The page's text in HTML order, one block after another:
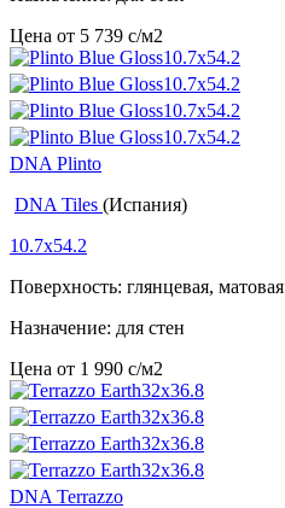
Цена от 5 739 c/м2
DNA Plinto
DNA Tiles (Испания)
10.7x54.2
Поверхность: глянцевая, матовая
Назначение: для стен
Цена от 1 990 c/м2
DNA Terrazzo